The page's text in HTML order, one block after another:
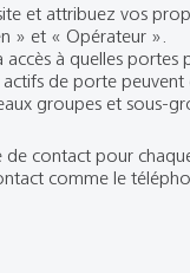
et attribuez vos
» et « Opérateur ».
à quelles portes
actifs de porte
groupes et sous-
de contact pour
comme le